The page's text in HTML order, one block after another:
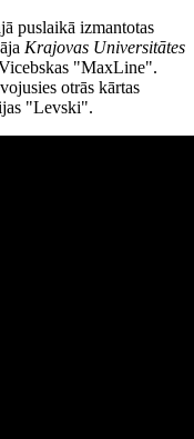
puslaikā izmantotas
Krajovas Universitātes
"MaxLine".
otrās kārtas
"Levski".